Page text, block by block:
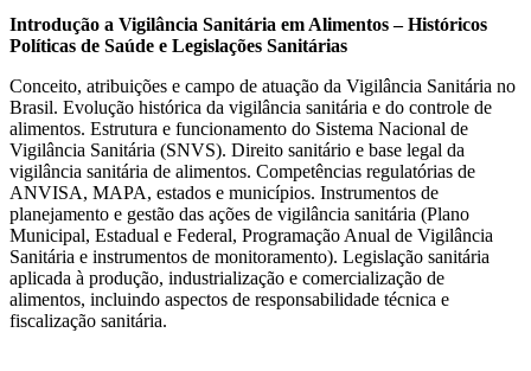
Introdução a Vigilância Sanitária em Alimentos – Históricos
Políticas de Saúde e Legislações Sanitárias
Conceito, atribuições e campo de atuação da Vigilância Sanitária no
Brasil. Evolução histórica da vigilância sanitária e do controle de
alimentos. Estrutura e funcionamento do Sistema Nacional de
Vigilância Sanitária (SNVS). Direito sanitário e base legal da
vigilância sanitária de alimentos. Competências regulatórias de
ANVISA, MAPA, estados e municípios. Instrumentos de
planejamento e gestão das ações de vigilância sanitária (Plano
Municipal, Estadual e Federal, Programação Anual de Vigilância
Sanitária e instrumentos de monitoramento). Legislação sanitária
aplicada à produção, industrialização e comercialização de
alimentos, incluindo aspectos de responsabilidade técnica e
fiscalização sanitária.